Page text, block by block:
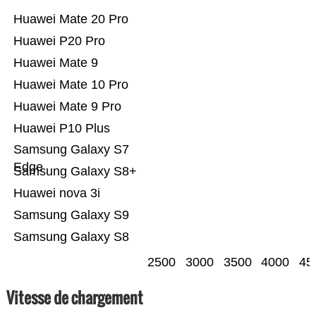
Samsung Galaxy S8
Samsung Galaxy S9
Huawei nova 3i
Samsung Galaxy S8+
Samsung Galaxy S7
Edge
Huawei P10 Plus
Huawei Mate 9 Pro
Huawei Mate 10 Pro
Huawei Mate 9
Huawei P20 Pro
Huawei Mate 20 Pro
2500 3000 3500 4000
Vitesse de chargement